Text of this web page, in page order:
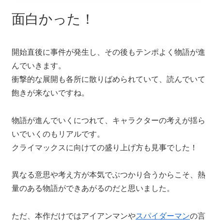
面白かった！
開始直後に事件が発生し、その後もテンポよく物語が進
んでいきます。
衝撃的な展開も各所に散りばめられていて、読んでいて
飽きが来ないですね。
物語が進んでいくにつれて、キャラクターの考えが揺ら
いでいくのもリアルです。
クライマックスに向けての盛り上げ方も見事でした！
異なる意思や考え方が本気でぶつかり合うからこそ、熱
量のある物語ができあがるのだと思いました。
ただ、本作だけではアイアンマンやスパイダーマンの言